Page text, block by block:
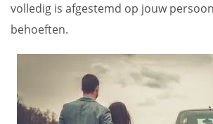
volledig is afgestemd op jouw
behoeften.